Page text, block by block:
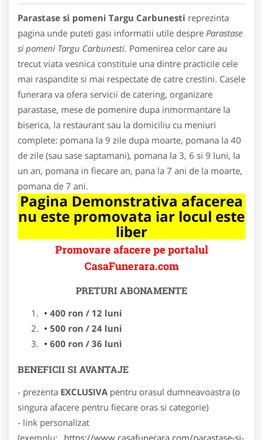
Parastase si pomeni Targu Carbunesti reprezinta
pagina unde puteti gasi informatii utile despre Parastase
si pomeni Targu Carbunesti. Pomenirea celor care au
trecut viata vesnica constituie una dintre practicile cele
mai raspandite si mai respectate de catre crestini. Casele
funerara va ofera servicii de catering, organizare
parastase, mese de pomenire dupa inmormantare la
biserica, la restaurant sau la domiciliu cu meniuri
complete: pomana la 9 zile dupa moarte, pomana la 40
de zile (sau sase saptamani), pomana la 3, 6 si 9 luni, la
un an, pomana in fiecare an, pana la 7 ani de la moarte,
pomana de 7 ani.
Pagina Demonstrativa afacerea
nu este promovata iar locul este
liber
Promovare afacere pe portalul
CasaFunerara.com
PRETURI ABONAMENTE
400 ron / 12 luni
500 ron / 24 luni
600 ron / 36 luni
BENEFICII SI AVANTAJE
- prezenta EXCLUSIVA pentru orasul dumneavoastra (o
singura afacere pentru fiecare oras si categorie)
- link personalizat
(exemplu:
https://www.casafunerara.com/parastase-si-